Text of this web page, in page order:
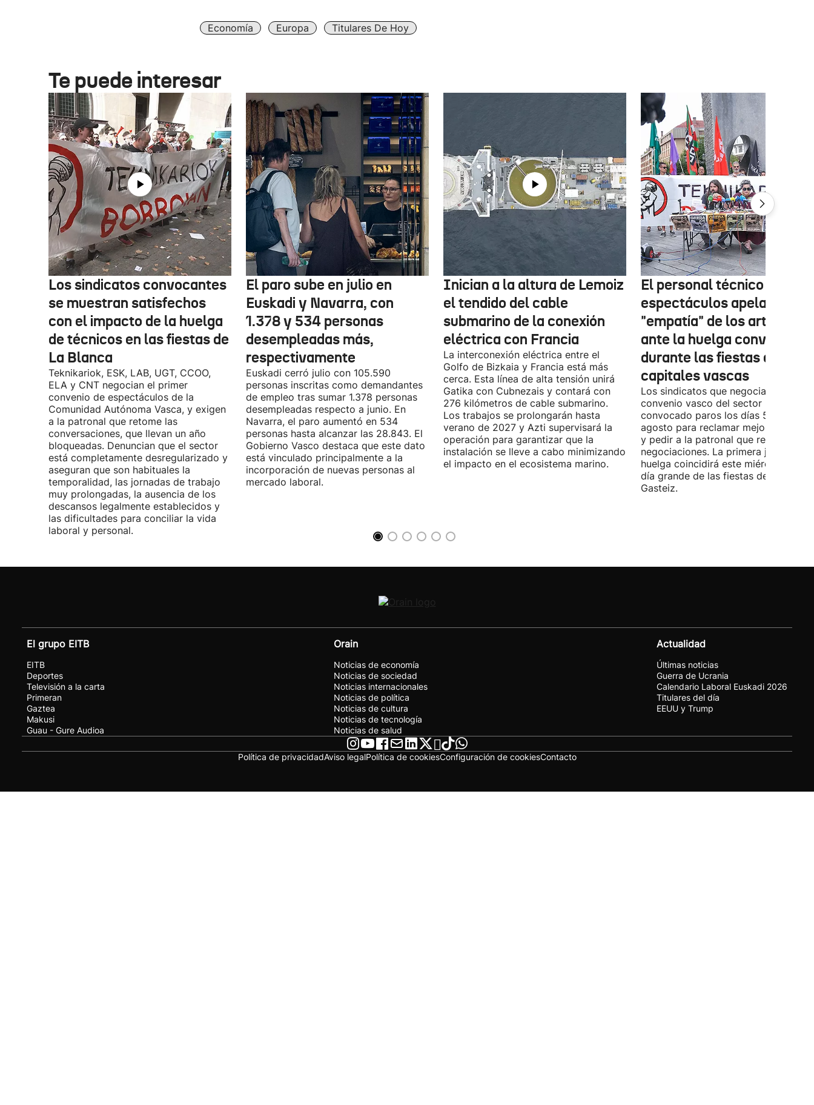
Economía Europa Titulares De Hoy
Te puede interesar
Los sindicatos convocantes
se muestran satisfechos
con el impacto de la huelga
de técnicos en las fiestas de
La Blanca
Teknikariok, ESK, LAB, UGT, CCOO,
ELA y CNT negocian el primer
convenio de espectáculos de la
Comunidad Autónoma Vasca, y exigen
a la patronal que retome las
conversaciones, que llevan un año
bloqueadas. Denuncian que el sector
está completamente desregularizado y
aseguran que son habituales la
temporalidad, las jornadas de trabajo
muy prolongadas, la ausencia de los
descansos legalmente establecidos y
las dificultades para conciliar la vida
laboral y personal.
El paro sube en julio en
Euskadi y Navarra, con
1.378 y 534 personas
desempleadas más,
respectivamente
Euskadi cerró julio con 105.590
personas inscritas como demandantes
de empleo tras sumar 1.378 personas
desempleadas respecto a junio. En
Navarra, el paro aumentó en 534
personas hasta alcanzar las 28.843. El
Gobierno Vasco destaca que este dato
está vinculado principalmente a la
incorporación de nuevas personas al
mercado laboral.
Inician a la altura de Lemoiz
el tendido del cable
submarino de la conexión
eléctrica con Francia
La interconexión eléctrica entre el
Golfo de Bizkaia y Francia está más
cerca. Esta línea de alta tensión unirá
Gatika con Cubnezais y contará con
276 kilómetros de cable submarino.
Los trabajos se prolongarán hasta
verano de 2027 y Azti supervisará la
operación para garantizar que la
instalación se lleve a cabo minimizando
el impacto en el ecosistema marino.
El personal técnico de
espectáculos apela a la
"empatía" de los artistas
ante la huelga convocada
durante las fiestas de las
capitales vascas
Los sindicatos que negocian el
convenio vasco del sector han
convocado paros los días 5, 14 y 26
agosto para reclamar mejoras
y pedir a la patronal que retome las
negociaciones. La primera jornada de
huelga coincidirá este miércoles con
día grande de las fiestas de Vitoria-
Gasteiz.
El grupo EITB
EITB
Deportes
Televisión a la carta
Primeran
Gaztea
Makusi
Guau - Gure Audioa
Orain
Noticias de economía
Noticias de sociedad
Noticias internacionales
Noticias de política
Noticias de cultura
Noticias de tecnología
Noticias de salud
Actualidad
Últimas noticias
Guerra de Ucrania
Calendario Laboral Euskadi 2026
Titulares del día
EEUU y Trump
Política de privacidadAviso legalPolítica de cookiesConfiguración de cookiesContacto